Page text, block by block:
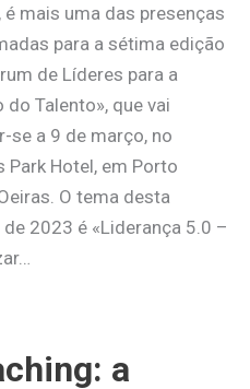
é mais uma das presenças
para a sétima edição
de Líderes para a
do Talento», que vai
se a 9 de março, no
Park Hotel, em Porto
O tema desta
2023 é «Liderança 5.0 –
a